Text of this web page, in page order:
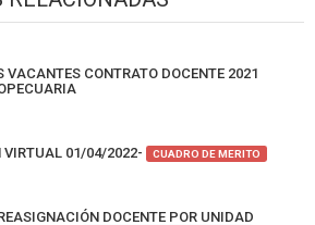
CONTRATO DOCENTE 2021
VIRTUAL 01/04/2022- CUADRO DE MERITO
DOCENTE POR UNIDAD